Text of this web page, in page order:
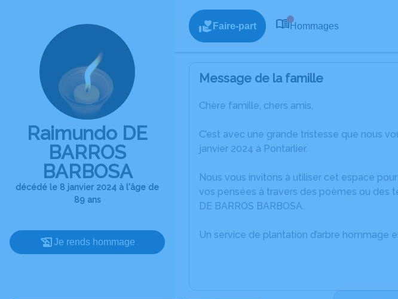
Raimundo DE
BARROS
BARBOSA
décédé le 8 janvier 2024 à l'âge de
89 ans
Je rends hommage
Faire-part Hommages
Message de la famille
Chère famille, chers amis,
C’est avec une grande tristesse que nous
janvier 2024 à Pontarlier.
Nous vous invitons à utiliser cet espace
vos pensées à travers des poèmes ou des
DE BARROS BARBOSA.
Un service de plantation d’arbre hommage